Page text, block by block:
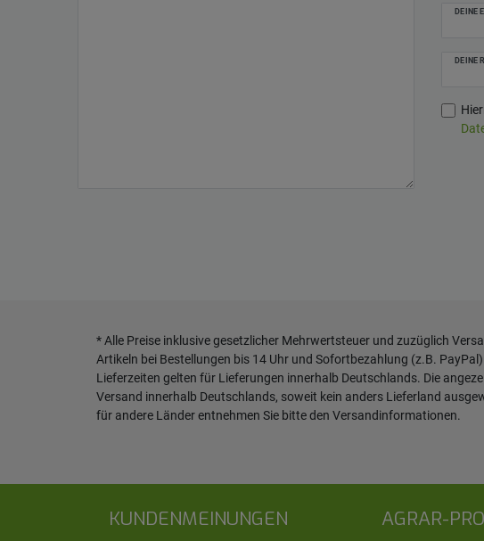
DEINE
DEINE
* Alle Preise inklusive gesetzlicher Mehrwertsteuer und zuzüglich
Artikeln bei Bestellungen bis 14 Uhr und Sofortbezahlung (z.B.
Lieferzeiten gelten für Lieferungen innerhalb Deutschlands. Die
Versand innerhalb Deutschlands, soweit kein anders Lieferland
für andere Länder entnehmen Sie bitte den Versandinformationen.
KUNDENMEINUNGEN AGRAR-